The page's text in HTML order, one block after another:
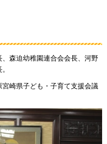
森迫幼稚園連合会会長、河野
崎県子ども・子育て支援会議